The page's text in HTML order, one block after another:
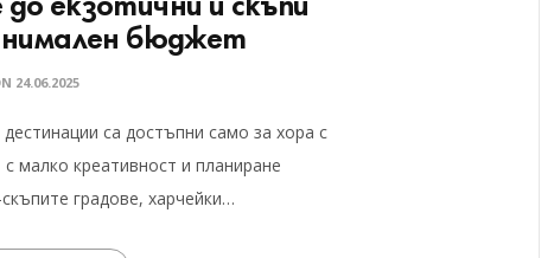
бюджет
24.06.2025
са достъпни само за хора с
малко креативност и планиране
градове, харчейки…